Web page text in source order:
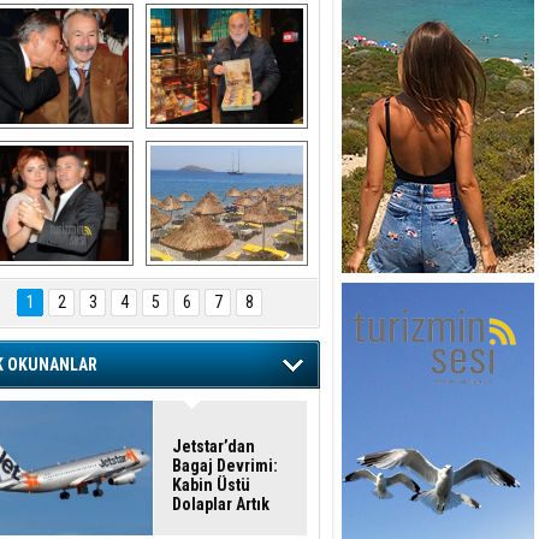
ULUSOY ve
BAĞLIKAYA
Avni Ongurlar ile
DEDEMAN
TATİL
1
2 3 4 5 6 7 8
OKUNANLAR
Jetstar’dan
Bagaj Devrimi:
Kabin Üstü
Dolaplar Artık